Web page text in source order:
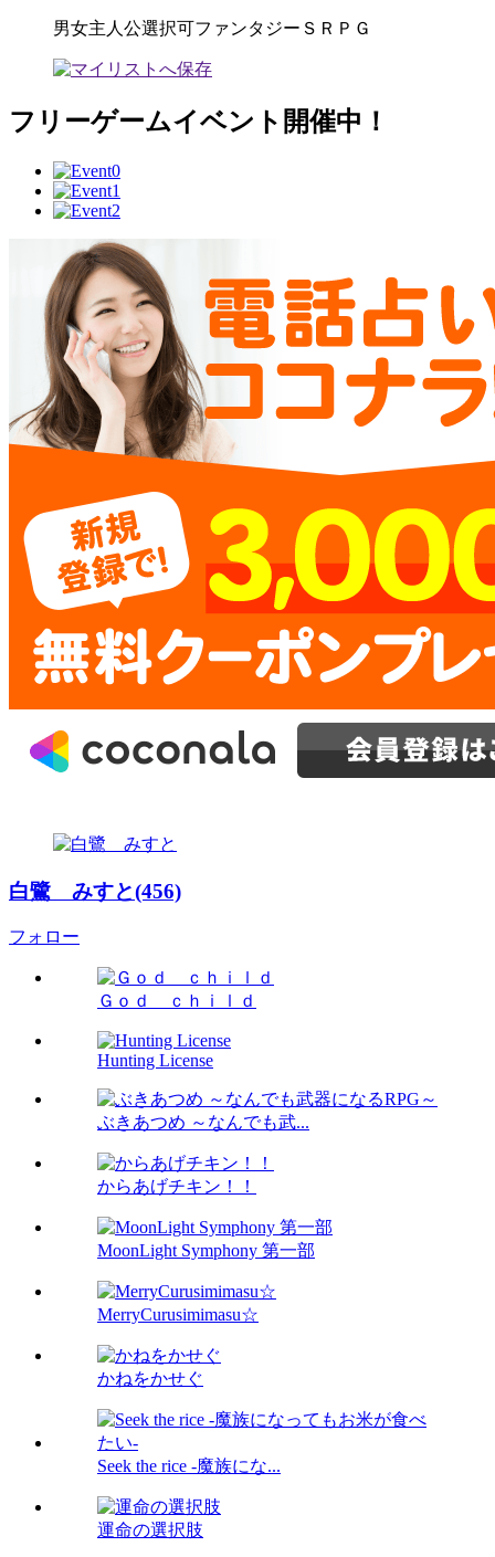
男女主人公選択可ファンタジーＳＲＰＧ
フリーゲームイベント開催中！
白鷺 みすと(456)
フォロー
Ｇｏｄ ｃｈｉｌｄ
Hunting License
ぶきあつめ ～なんでも武...
からあげチキン！！
MoonLight Symphony 第一部
MerryCurusimimasu☆
かねをかせぐ
Seek the rice -魔族にな...
運命の選択肢